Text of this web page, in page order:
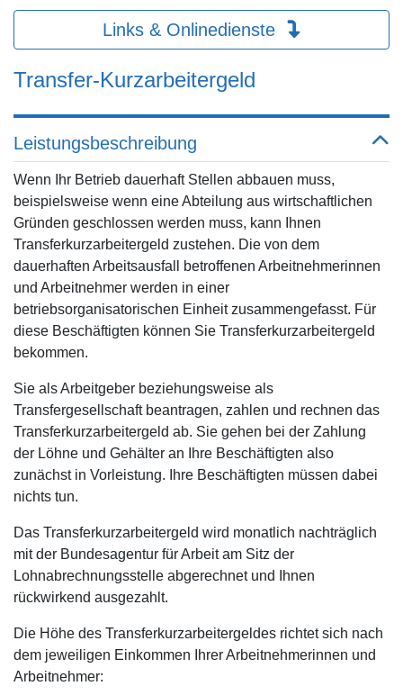
Links & Onlinedienste
Transfer-Kurzarbeitergeld
Leistungsbeschreibung
Wenn Ihr Betrieb dauerhaft Stellen abbauen muss,
beispielsweise wenn eine Abteilung aus wirtschaftlichen
Gründen geschlossen werden muss, kann Ihnen
Transferkurzarbeitergeld zustehen. Die von dem
dauerhaften Arbeitsausfall betroffenen Arbeitnehmerinnen
und Arbeitnehmer werden in einer
betriebsorganisatorischen Einheit zusammengefasst. Für
diese Beschäftigten können Sie Transferkurzarbeitergeld
bekommen.
Sie als Arbeitgeber beziehungsweise als
Transfergesellschaft beantragen, zahlen und rechnen das
Transferkurzarbeitergeld ab. Sie gehen bei der Zahlung
der Löhne und Gehälter an Ihre Beschäftigten also
zunächst in Vorleistung. Ihre Beschäftigten müssen dabei
nichts tun.
Das Transferkurzarbeitergeld wird monatlich nachträglich
mit der Bundesagentur für Arbeit am Sitz der
Lohnabrechnungsstelle abgerechnet und Ihnen
rückwirkend ausgezahlt.
Die Höhe des Transferkurzarbeitergeldes richtet sich nach
dem jeweiligen Einkommen Ihrer Arbeitnehmerinnen und
Arbeitnehmer: